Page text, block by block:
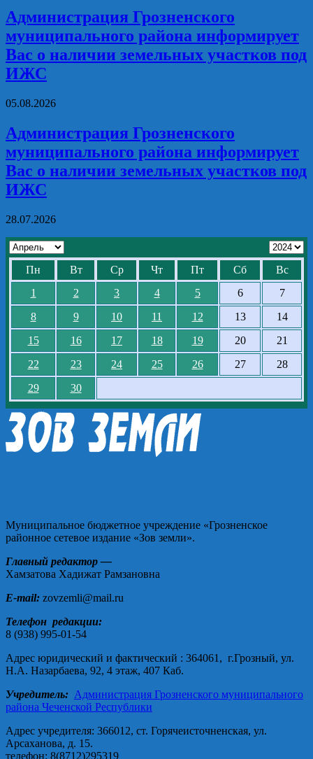
Администрация Грозненского
муниципального района информирует
Вас о наличии земельных участков под
ИЖС
05.08.2026
Администрация Грозненского
муниципального района информирует
Вас о наличии земельных участков под
ИЖС
28.07.2026
Пн Вт Ср Чт Пт Сб
Вс
1
2 3 4 5 6
7
8
9 10 11 12 13
14
15
16 17 18 19 20
21
22
23 24 25 26 27
28
29
30
Муниципальное бюджетное учреждение «Грозненское
районное сетевое издание «Зов земли».
Главный редактор —
Хамзатова Хадижат Рамзановна
E-mail: zovzemli@mail.ru
Телефон редакции:
8 (938) 995-01-54
Адрес юридический и фактический : 364061, г.Грозный, ул.
Н.А. Назарбаева, 92, 4 этаж, 407 Каб.
Учредитель: Администрация Грозненского муниципального
района Чеченской Республики
Адрес учредителя: 366012, ст. Горячеисточненская, ул.
Арсаханова, д. 15.
телефон: 8(8712)295319